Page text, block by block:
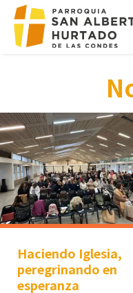
Click acá para ir
EVANGELIO DEL
PREVENCIÓN DE
Parroquia
CAMPAÑA 1%
CORONAS DE
Haciendo Iglesia,
peregrinando en
esperanza